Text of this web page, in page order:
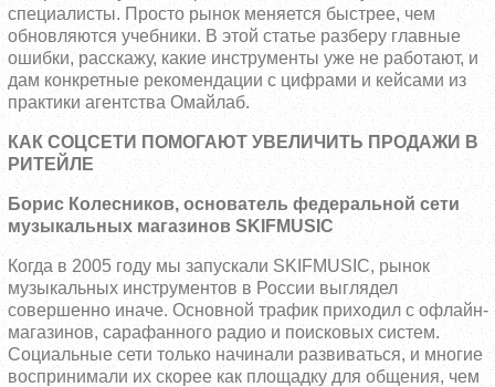
специалисты. Просто рынок меняется быстрее, чем
обновляются учебники. В этой статье разберу главные
ошибки, расскажу, какие инструменты уже не работают, и
дам конкретные рекомендации с цифрами и кейсами из
практики агентства Омайлаб.
КАК СОЦСЕТИ ПОМОГАЮТ УВЕЛИЧИТЬ ПРОДАЖИ В
РИТЕЙЛЕ
Борис Колесников, основатель федеральной сети
музыкальных магазинов SKIFMUSIC
Когда в 2005 году мы запускали SKIFMUSIC, рынок
музыкальных инструментов в России выглядел
совершенно иначе. Основной трафик приходил с офлайн-
магазинов, сарафанного радио и поисковых систем.
Социальные сети только начинали развиваться, и многие
воспринимали их скорее как площадку для общения, чем